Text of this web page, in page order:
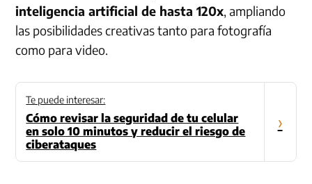
inteligencia artificial de hasta 120x, ampliando
las posibilidades creativas tanto para fotografía
como para video.
Te puede interesar:
Cómo revisar la seguridad de tu celular
en solo 10 minutos y reducir el riesgo de
ciberataques
›